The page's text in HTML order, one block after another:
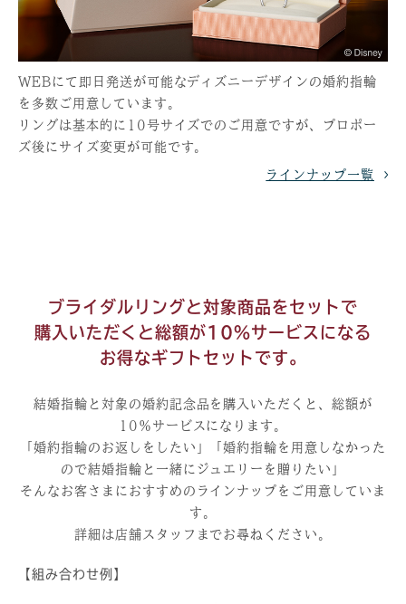
WEBにて即日発送が可能なディズニーデザインの婚約指輪
を多数ご用意しています。
リングは基本的に10号サイズでのご用意ですが、プロポー
ズ後にサイズ変更が可能です。
ラインナップ一覧
ブライダルリングと対象商品をセットで
購入いただくと総額が10％サービスになる
お得なギフトセットです。
結婚指輪と対象の婚約記念品を購入いただくと、総額が
10％サービスになります。
「婚約指輪のお返しをしたい」「婚約指輪を用意しなかった
ので結婚指輪と一緒にジュエリーを贈りたい」
そんなお客さまにおすすめのラインナップをご用意していま
す。
詳細は店舗スタッフまでお尋ねください。
【組み合わせ例】